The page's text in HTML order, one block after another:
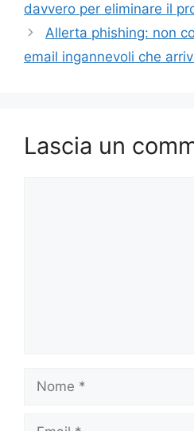
davvero per eliminare il
Allerta phishing: non
email ingannevoli che
Lascia un
Nome
Email